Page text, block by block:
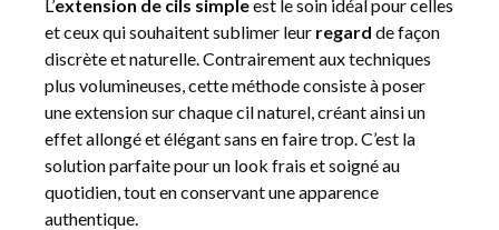
L’extension de cils simpleest le soin idéal pour celles
et ceux qui souhaitent sublimer leur regard de façon
discrète et naturelle. Contrairement aux techniques
plus volumineuses, cette méthode consiste à poser
une extension sur chaque cil naturel, créant ainsi un
effet allongé et élégant sans en faire trop. C’est la
solution parfaite pour un look frais et soigné au
quotidien, tout en conservant une apparence
authentique.